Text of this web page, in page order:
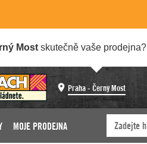
Most skutečně vaše prodejna?
Praha - Černý Most
MOJE PRODEJNA